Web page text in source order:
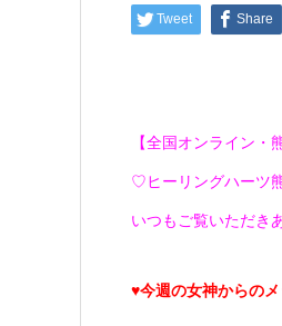
Tweet Share
【全国オンライン
♡ヒーリングハーツ
いつもご覧いただき
♥今週の女神からの